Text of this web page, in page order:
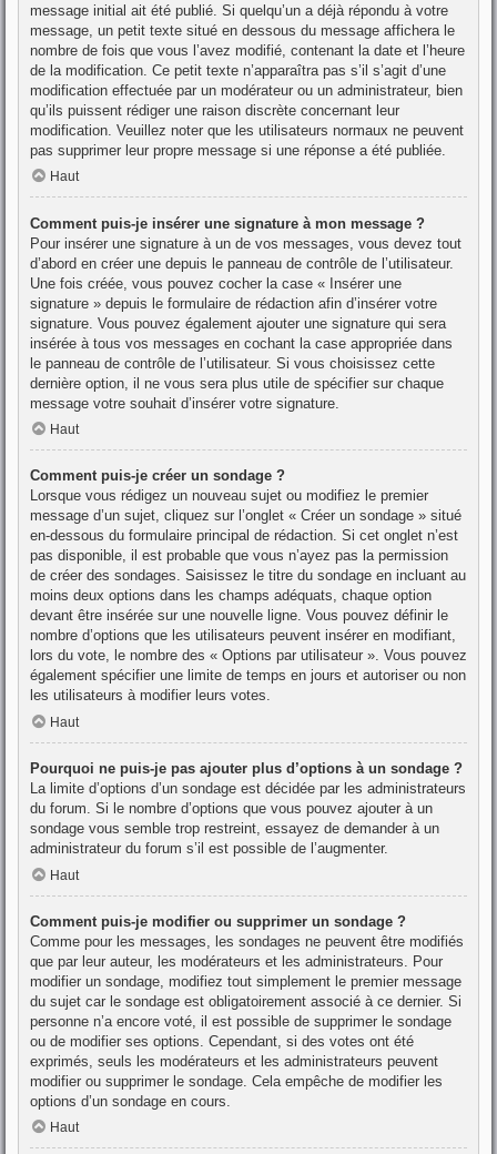
message initial ait été publié. Si quelqu’un a déjà répondu à votre
message, un petit texte situé en dessous du message affichera le
nombre de fois que vous l’avez modifié, contenant la date et l’heure
de la modification. Ce petit texte n’apparaîtra pas s’il s’agit d’une
modification effectuée par un modérateur ou un administrateur, bien
qu’ils puissent rédiger une raison discrète concernant leur
modification. Veuillez noter que les utilisateurs normaux ne peuvent
pas supprimer leur propre message si une réponse a été publiée.
Haut
Comment puis-je insérer une signature à mon message ?
Pour insérer une signature à un de vos messages, vous devez tout
d’abord en créer une depuis le panneau de contrôle de l’utilisateur.
Une fois créée, vous pouvez cocher la case « Insérer une
signature » depuis le formulaire de rédaction afin d’insérer votre
signature. Vous pouvez également ajouter une signature qui sera
insérée à tous vos messages en cochant la case appropriée dans
le panneau de contrôle de l’utilisateur. Si vous choisissez cette
dernière option, il ne vous sera plus utile de spécifier sur chaque
message votre souhait d’insérer votre signature.
Haut
Comment puis-je créer un sondage ?
Lorsque vous rédigez un nouveau sujet ou modifiez le premier
message d’un sujet, cliquez sur l’onglet « Créer un sondage » situé
en-dessous du formulaire principal de rédaction. Si cet onglet n’est
pas disponible, il est probable que vous n’ayez pas la permission
de créer des sondages. Saisissez le titre du sondage en incluant au
moins deux options dans les champs adéquats, chaque option
devant être insérée sur une nouvelle ligne. Vous pouvez définir le
nombre d’options que les utilisateurs peuvent insérer en modifiant,
lors du vote, le nombre des « Options par utilisateur ». Vous pouvez
également spécifier une limite de temps en jours et autoriser ou non
les utilisateurs à modifier leurs votes.
Haut
Pourquoi ne puis-je pas ajouter plus d’options à un sondage ?
La limite d’options d’un sondage est décidée par les administrateurs
du forum. Si le nombre d’options que vous pouvez ajouter à un
sondage vous semble trop restreint, essayez de demander à un
administrateur du forum s’il est possible de l’augmenter.
Haut
Comment puis-je modifier ou supprimer un sondage ?
Comme pour les messages, les sondages ne peuvent être modifiés
que par leur auteur, les modérateurs et les administrateurs. Pour
modifier un sondage, modifiez tout simplement le premier message
du sujet car le sondage est obligatoirement associé à ce dernier. Si
personne n’a encore voté, il est possible de supprimer le sondage
ou de modifier ses options. Cependant, si des votes ont été
exprimés, seuls les modérateurs et les administrateurs peuvent
modifier ou supprimer le sondage. Cela empêche de modifier les
options d’un sondage en cours.
Haut